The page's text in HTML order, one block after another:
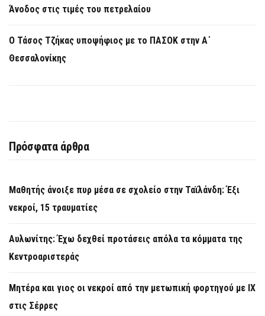
Άνοδος στις τιμές του πετρελαίου
Ο Τάσος Τζήκας υποψήφιος με το ΠΑΣΟΚ στην Α΄
Θεσσαλονίκης
Πρόσφατα άρθρα
Μαθητής άνοιξε πυρ μέσα σε σχολείο στην Ταϊλάνδη: Έξι
νεκροί, 15 τραυματίες
Αυλωνίτης: Έχω δεχθεί προτάσεις απόλα τα κόμματα της
Κεντροαριστεράς
Μητέρα και γιος οι νεκροί από την μετωπική φορτηγού με ΙΧ
στις Σέρρες